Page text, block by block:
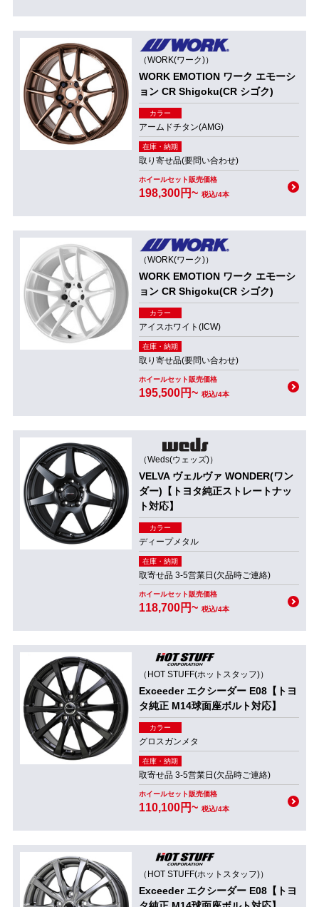
（WORK(ワーク)）
WORK EMOTION ワーク エモーシ
ョン CR Shigoku(CR シゴク)
カラー
アームドチタン(AMG)
在庫・納期
取り寄せ品(要問い合わせ)
ホイールセット販売価格
198,300円~ 税込/4本
（WORK(ワーク)）
WORK EMOTION ワーク エモーシ
ョン CR Shigoku(CR シゴク)
カラー
アイスホワイト(ICW)
在庫・納期
取り寄せ品(要問い合わせ)
ホイールセット販売価格
195,500円~ 税込/4本
（Weds(ウェッズ)）
VELVA ヴェルヴァ WONDER(ワン
ダー)【トヨタ純正ストレートナッ
ト対応】
カラー
ディープメタル
在庫・納期
取寄せ品 3-5営業日(欠品時ご連絡)
ホイールセット販売価格
118,700円~ 税込/4本
（HOT STUFF(ホットスタッフ)）
Exceeder エクシーダー E08【トヨ
タ純正 M14球面座ボルト対応】
カラー
グロスガンメタ
在庫・納期
取寄せ品 3-5営業日(欠品時ご連絡)
ホイールセット販売価格
110,100円~ 税込/4本
（HOT STUFF(ホットスタッフ)）
Exceeder エクシーダー E08【トヨ